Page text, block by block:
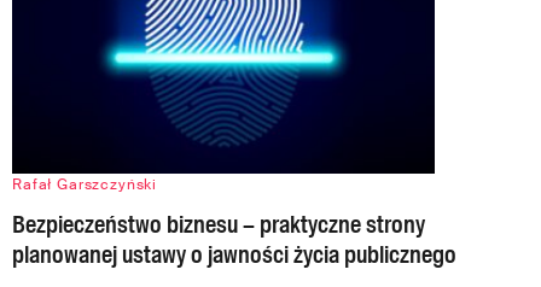
Rafał Garszczyński
Bezpieczeństwo biznesu – praktyczne strony
planowanej ustawy o jawności życia publicznego